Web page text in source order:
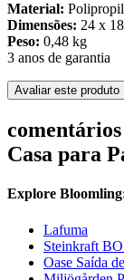
Material:
Dimensões: 24 x
Peso: 0,48 kg
3 anos de garantia
Avaliar este produto
Casa para
Explore
Lafuma
Steinkraft
Oase Saída